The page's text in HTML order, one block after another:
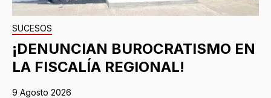
SUCESOS
¡DENUNCIAN BUROCRATISMO EN
LA FISCALÍA REGIONAL!
9 Agosto 2026